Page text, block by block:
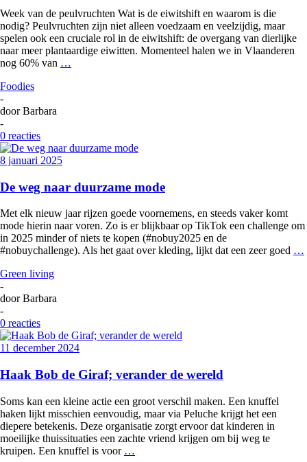
Week van de peulvruchten Wat is de eiwitshift en waarom is die
nodig? Peulvruchten zijn niet alleen voedzaam en veelzijdig, maar
spelen ook een cruciale rol in de eiwitshift: de overgang van dierlijke
naar meer plantaardige eiwitten. Momenteel halen we in Vlaanderen
nog 60% van …
Foodies
-
doorBarbara
-
0 reacties
8 januari 2025
De weg naar duurzame mode
Met elk nieuw jaar rijzen goede voornemens, en steeds vaker komt
mode hierin naar voren. Zo is er blijkbaar op TikTok een challenge om
in 2025 minder of niets te kopen (#nobuy2025 en de
#nobuychallenge). Als het gaat over kleding, lijkt dat een zeer goed …
Green living
-
doorBarbara
-
0 reacties
11 december 2024
Haak Bob de Giraf; verander de wereld
Soms kan een kleine actie een groot verschil maken. Een knuffel
haken lijkt misschien eenvoudig, maar via Peluche krijgt het een
diepere betekenis. Deze organisatie zorgt ervoor dat kinderen in
moeilijke thuissituaties een zachte vriend krijgen om bij weg te
kruipen. Een knuffel is voor …